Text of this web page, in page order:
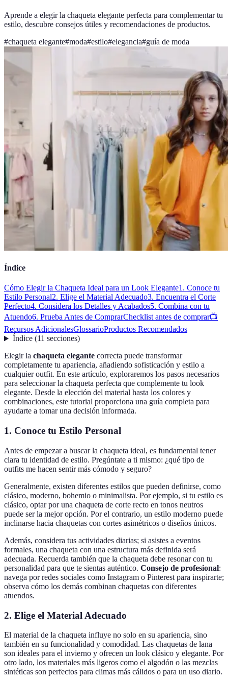
Aprende a elegir la chaqueta elegante perfecta para complementar tu
estilo, descubre consejos útiles y recomendaciones de productos.
#chaqueta elegante#moda#estilo#elegancia#guía de moda
Índice
Cómo Elegir la Chaqueta Ideal para un Look Elegante1. Conoce tu
Estilo Personal2. Elige el Material Adecuado3. Encuentra el Corte
Perfecto4. Considera los Detalles y Acabados5. Combina con tu
Atuendo6. Prueba Antes de ComprarChecklist antes de comprar📺
Recursos AdicionalesGlossarioProductos Recomendados
Índice(11 secciones)
Elegir la chaqueta elegante correcta puede transformar
completamente tu apariencia, añadiendo sofisticación y estilo a
cualquier outfit. En este artículo, exploraremos los pasos necesarios
para seleccionar la chaqueta perfecta que complemente tu look
elegante. Desde la elección del material hasta los colores y
combinaciones, este tutorial proporciona una guía completa para
ayudarte a tomar una decisión informada.
1. Conoce tu Estilo Personal
Antes de empezar a buscar la chaqueta ideal, es fundamental tener
clara tu identidad de estilo. Pregúntate a ti mismo: ¿qué tipo de
outfits me hacen sentir más cómodo y seguro?
Generalmente, existen diferentes estilos que pueden definirse, como
clásico, moderno, bohemio o minimalista. Por ejemplo, si tu estilo es
clásico, optar por una chaqueta de corte recto en tonos neutros
puede ser la mejor opción. Por el contrario, un estilo moderno puede
inclinarse hacia chaquetas con cortes asimétricos o diseños únicos.
Además, considera tus actividades diarias; si asistes a eventos
formales, una chaqueta con una estructura más definida será
adecuada. Recuerda también que la chaqueta debe resonar con tu
personalidad para que te sientas auténtico. Consejo de profesional:
navega por redes sociales como Instagram o Pinterest para inspirarte;
observa cómo los demás combinan chaquetas con diferentes
atuendos.
2. Elige el Material Adecuado
El material de la chaqueta influye no solo en su apariencia, sino
también en su funcionalidad y comodidad. Las chaquetas de lana
son ideales para el invierno y ofrecen un look clásico y elegante. Por
otro lado, los materiales más ligeros como el algodón o las mezclas
sintéticas son perfectos para climas más cálidos o para un uso diario.